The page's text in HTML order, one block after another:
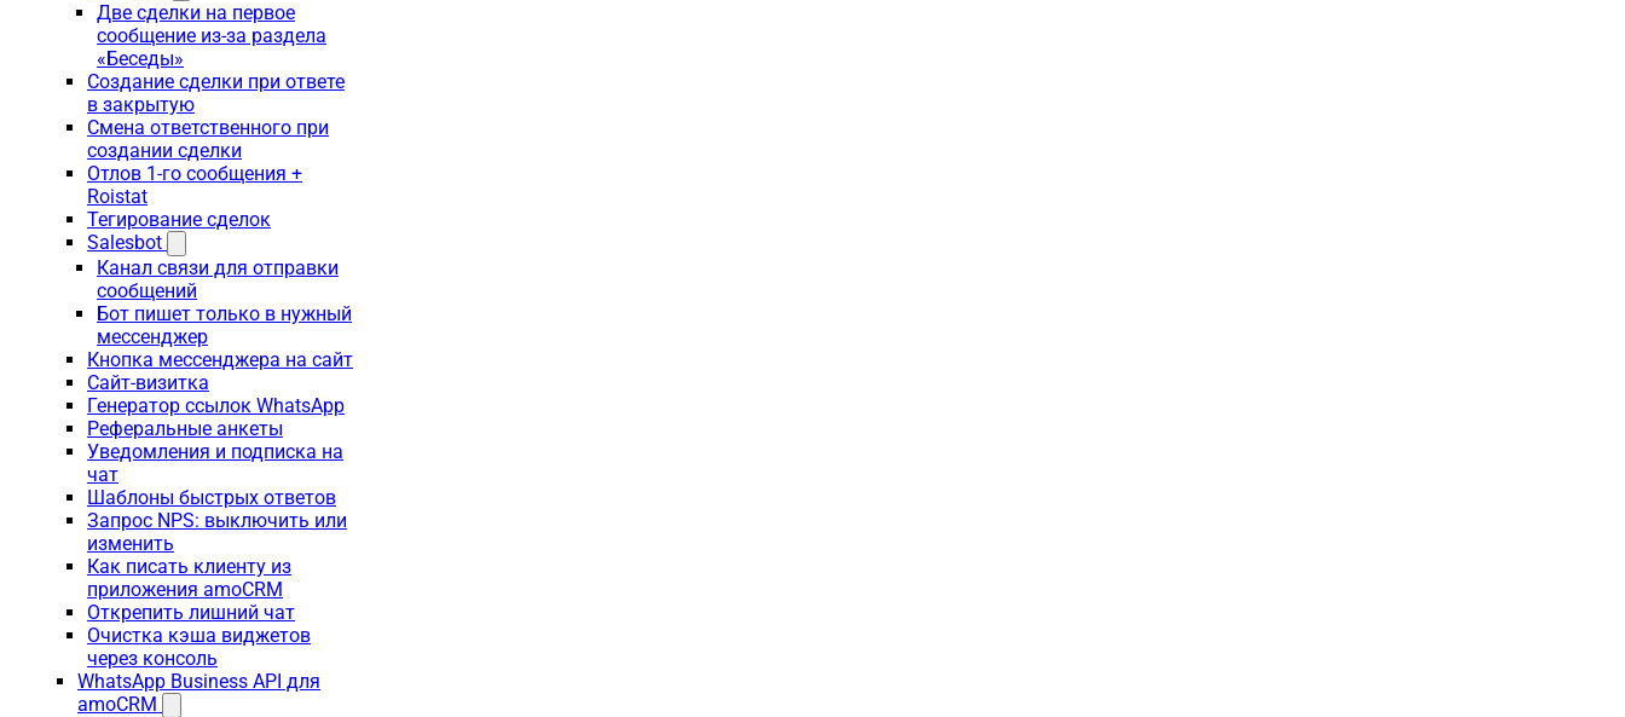
Две сделки на первое
сообщение из-за раздела
«Беседы»
Создание сделки при ответе
в закрытую
Смена ответственного при
создании сделки
Отлов 1-го сообщения +
Roistat
Тегирование сделок
Salesbot
Канал связи для отправки
сообщений
Бот пишет только в нужный
мессенджер
Кнопка мессенджера на сайт
Сайт-визитка
Генератор ссылок WhatsApp
Реферальные анкеты
Уведомления и подписка на
чат
Шаблоны быстрых ответов
Запрос NPS: выключить или
изменить
Как писать клиенту из
приложения amoCRM
Открепить лишний чат
Очистка кэша виджетов
через консоль
WhatsApp Business API для
amoCRM